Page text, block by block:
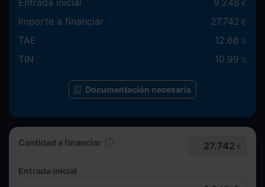
Cantidad a financiar 27.742 €
Entrada inicial
Entrada inicial 9.248 €
Importe a financiar 27.742 €
TAE 12.66 %
TIN 10.99 %
Documentación necesaria